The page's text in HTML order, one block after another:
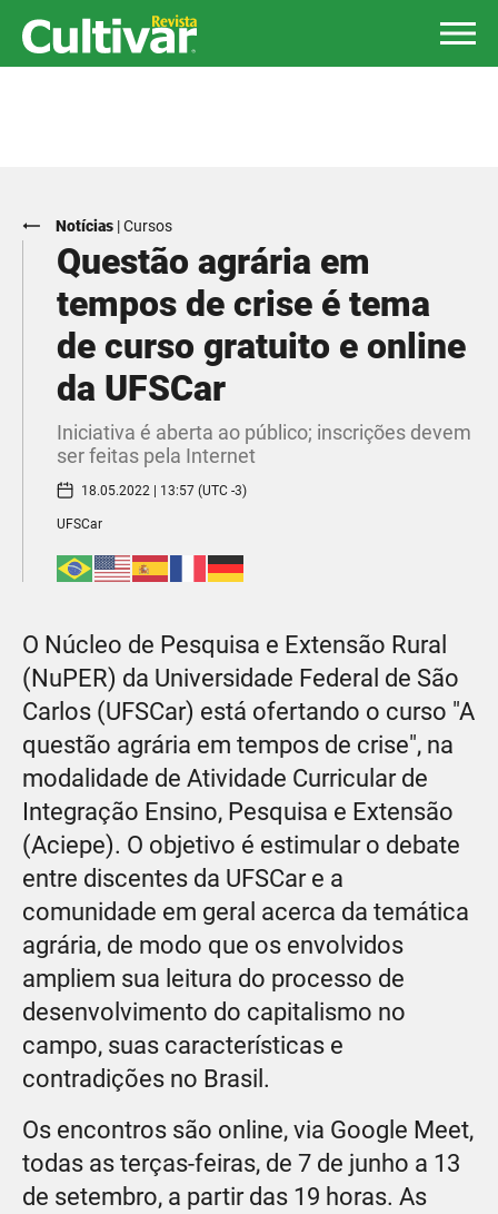
Notícias |Cursos
Questão agrária em
tempos de crise é tema
de curso gratuito e online
da UFSCar
Iniciativa é aberta ao público; inscrições devem
ser feitas pela Internet
18.05.2022 | 13:57 (UTC -3)
UFSCar
O Núcleo de Pesquisa e Extensão Rural
(NuPER) da Universidade Federal de São
Carlos (UFSCar) está ofertando o curso "A
questão agrária em tempos de crise", na
modalidade de Atividade Curricular de
Integração Ensino, Pesquisa e Extensão
(Aciepe). O objetivo é estimular o debate
entre discentes da UFSCar e a
comunidade em geral acerca da temática
agrária, de modo que os envolvidos
ampliem sua leitura do processo de
desenvolvimento do capitalismo no
campo, suas características e
contradições no Brasil.
Os encontros são online, via Google Meet,
todas as terças-feiras, de 7 de junho a 13
de setembro, a partir das 19 horas. As